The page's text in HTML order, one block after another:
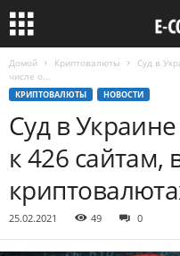
Домой Криптовалюты
Суд в
числе о...
КРИПТОВАЛЮТЫ НОВОСТИ
Суд в
к 426 сайтам,
25.02.2021 49 0